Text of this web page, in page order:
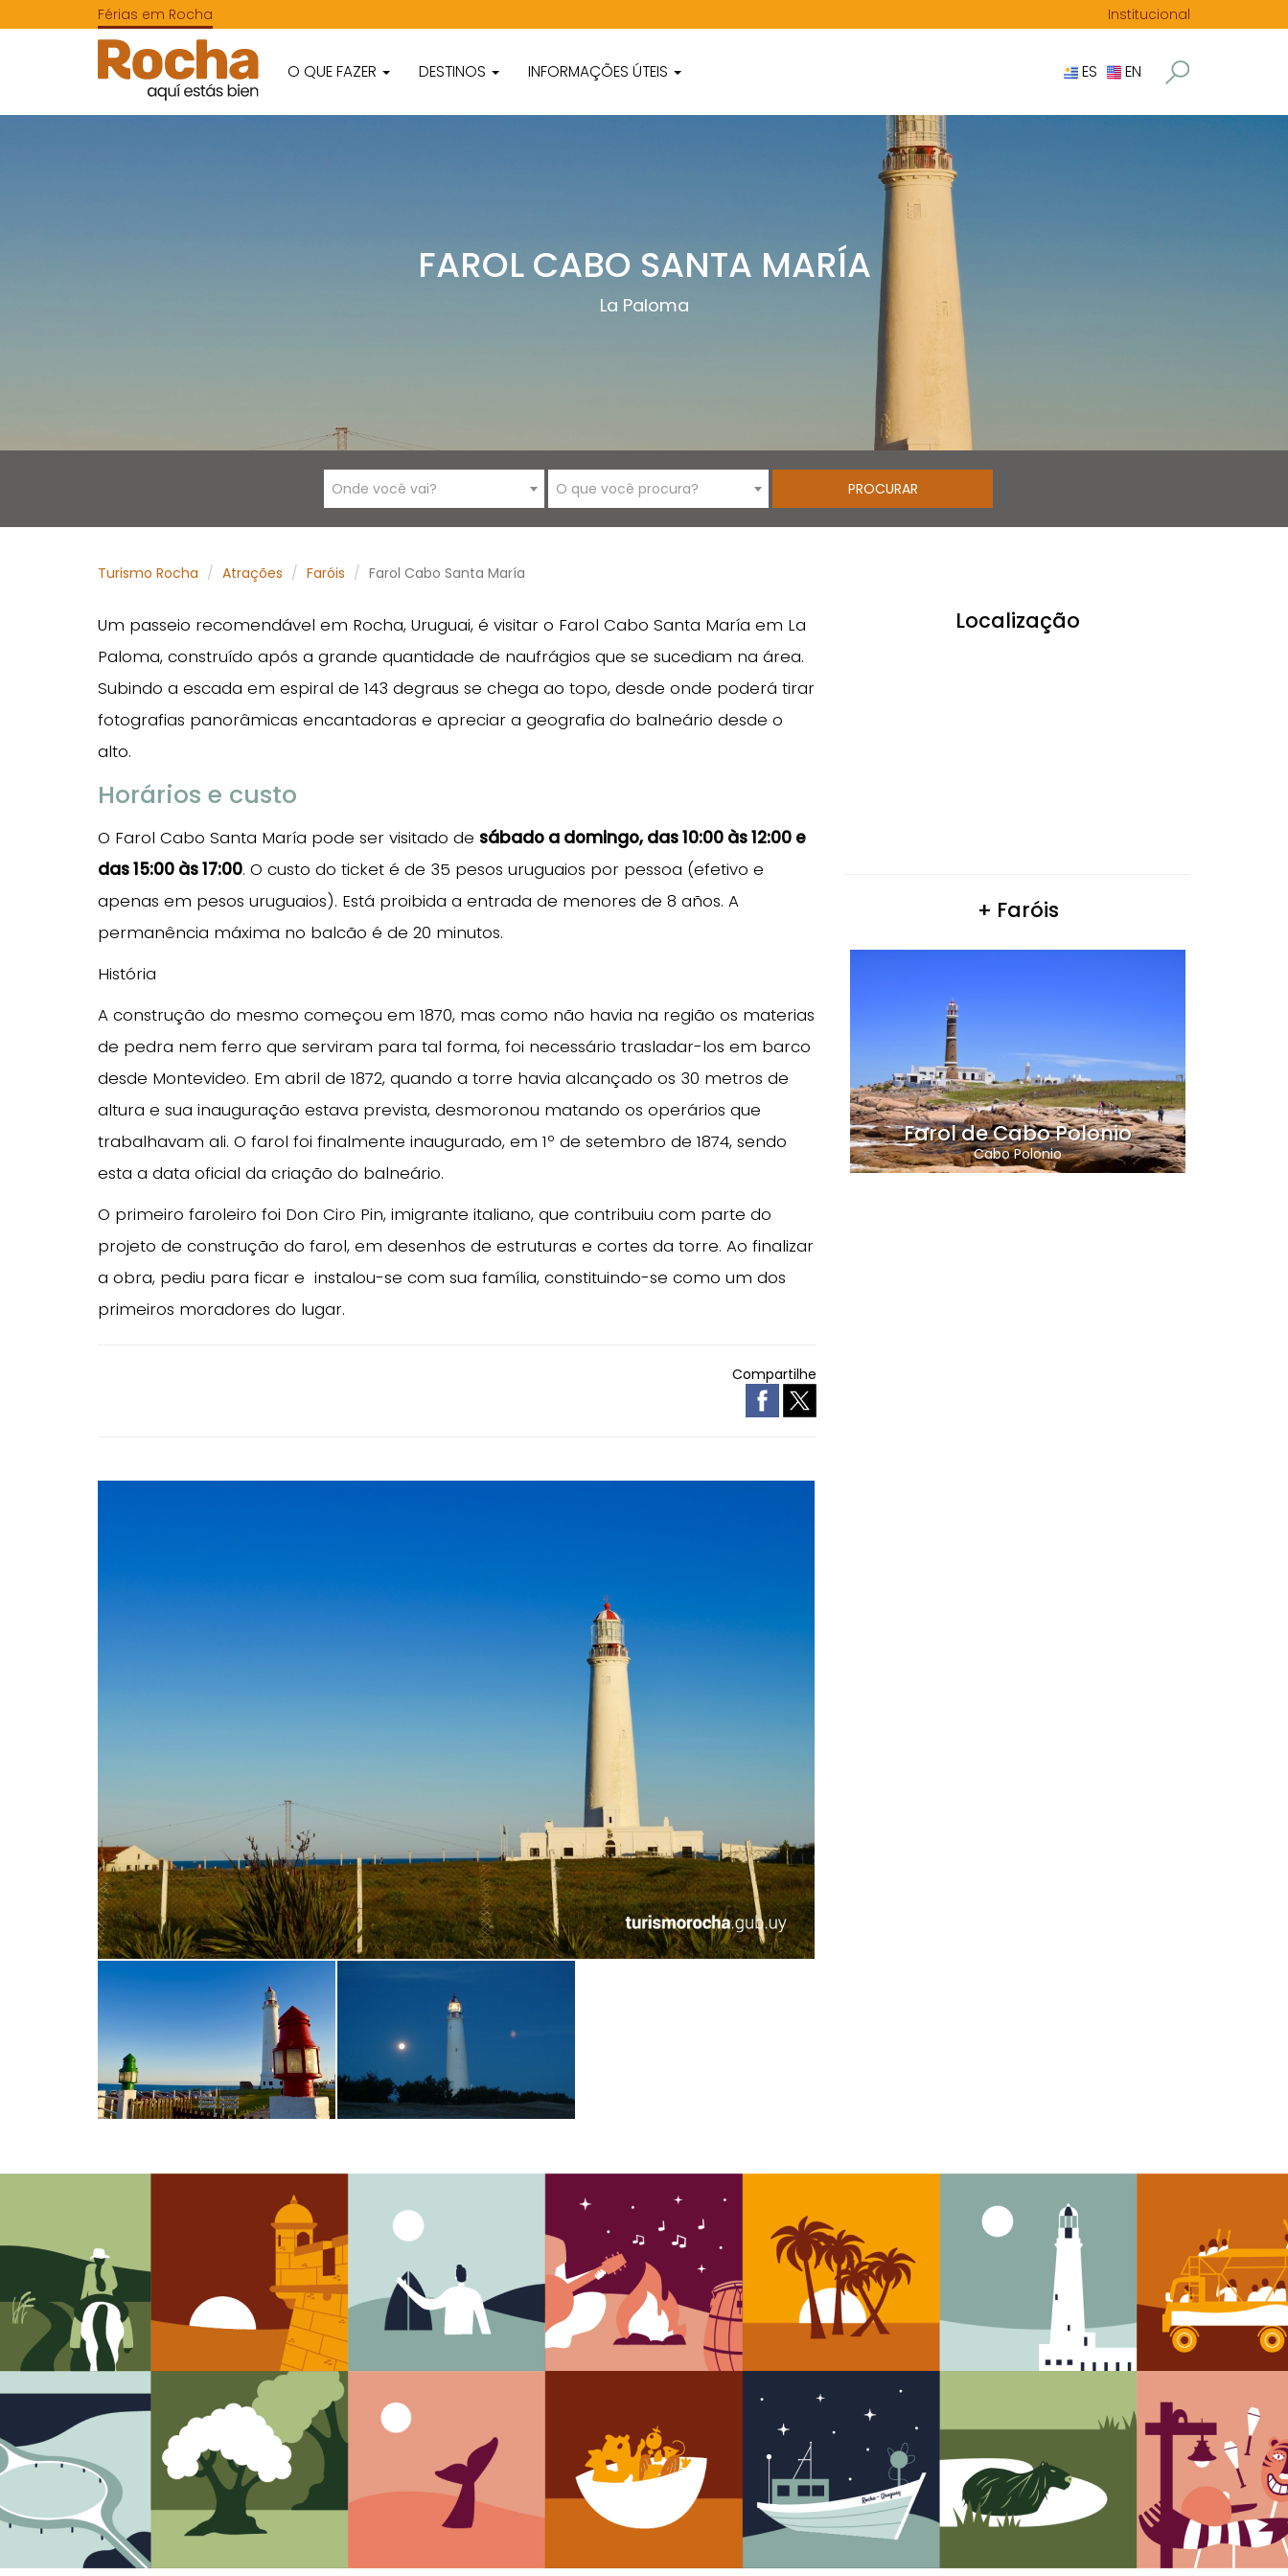
Férias em Rocha Institucional
O QUE FAZER DESTINOS INFORMAÇÕES ÚTEIS ES EN
FAROL CABO SANTA MARÍA
La Paloma
Onde você vai? O que você procura?
Turismo Rocha Atrações Faróis Farol Cabo Santa María
Um passeio recomendável em Rocha, Uruguai, é visitar o Farol Cabo Santa María em La
Paloma, construído após a grande quantidade de naufrágios que se sucediam na área.
Subindo a escada em espiral de 143 degraus se chega ao topo, desde onde poderá tirar
fotografias panorâmicas encantadoras e apreciar a geografia do balneário desde o
alto.
Horários e custo
O Farol Cabo Santa María pode ser visitado de sábado a domingo, das 10:00 às 12:00 e
das 15:00 às 17:00. O custo do ticket é de 35 pesos uruguaios por pessoa (efetivo e
apenas em pesos uruguaios). Está proibida a entrada de menores de 8 años. A
permanência máxima no balcão é de 20 minutos.
História
A construção do mesmo começou em 1870, mas como não havia na região os materias
de pedra nem ferro que serviram para tal forma, foi necessário trasladar-los em barco
desde Montevideo. Em abril de 1872, quando a torre havia alcançado os 30 metros de
altura e sua inauguração estava prevista, desmoronou matando os operários que
trabalhavam ali. O farol foi finalmente inaugurado, em 1º de setembro de 1874, sendo
esta a data oficial da criação do balneário.
O primeiro faroleiro foi Don Ciro Pin, imigrante italiano, que contribuiu com parte do
projeto de construção do farol, em desenhos de estruturas e cortes da torre. Ao finalizar
a obra, pediu para ficar e instalou-se com sua família, constituindo-se como um dos
primeiros moradores do lugar.
Compartilhe
Localização
+ Faróis
Farol de Cabo Polonio
Cabo Polonio